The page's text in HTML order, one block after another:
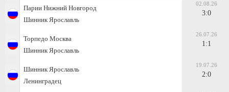
Парии Нижний Новгород
Шинник Ярославль
02.08.26
3:0
Торпедо Москва
Шинник Ярославль
26.07.26
1:1
Шинник Ярославль
Ленинградец
19.07.26
2:0